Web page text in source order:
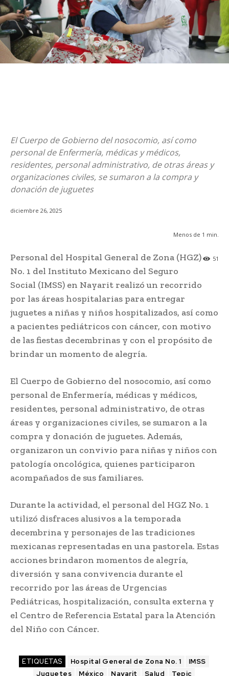
El Cuerpo de Gobierno del nosocomio, así como
personal de Enfermería, médicas y médicos,
residentes, personal administrativo, de otras áreas y
organizaciones civiles, se sumaron a la compra y
donación de juguetes
diciembre 26, 2025
Menos de 1 min.
51
Personal del Hospital General de Zona (HGZ)
No. 1 del Instituto Mexicano del Seguro
Social (IMSS) en Nayarit realizó un recorrido
por las áreas hospitalarias para entregar
juguetes a niñas y niños hospitalizados, así como
a pacientes pediátricos con cáncer, con motivo
de las fiestas decembrinas y con el propósito de
brindar un momento de alegría.
El Cuerpo de Gobierno del nosocomio, así como
personal de Enfermería, médicas y médicos,
residentes, personal administrativo, de otras
áreas y organizaciones civiles, se sumaron a la
compra y donación de juguetes. Además,
organizaron un convivio para niñas y niños con
patología oncológica, quienes participaron
acompañados de sus familiares.
Durante la actividad, el personal del HGZ No. 1
utilizó disfraces alusivos a la temporada
decembrina y personajes de las tradiciones
mexicanas representadas en una pastorela. Estas
acciones brindaron momentos de alegría,
diversión y sana convivencia durante el
recorrido por las áreas de Urgencias
Pediátricas, hospitalización, consulta externa y
el Centro de Referencia Estatal para la Atención
del Niño con Cáncer.
ETIQUETAS Hospital General de Zona No. 1
IMSS
Juguetes
México Nayarit Salud Tepic